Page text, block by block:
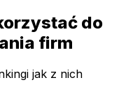
do
firm